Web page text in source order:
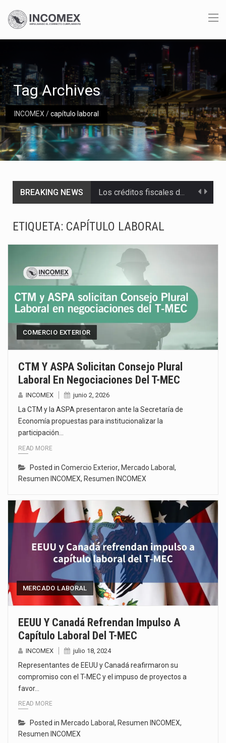
INCOMEX/capítulo laboral
Tag Archives
BREAKING NEWS
El Departamento de Agricultura de Estados Unidos (USDA) suspendió el 5 de agosto de 2026…
El derecho a la previsibilidad de los horarios de trabajo en turnos rotativos podría ser…
ETIQUETA: CAPÍTULO LABORAL
COMERCIO EXTERIOR
CTM Y ASPA Solicitan Consejo Plural
Laboral En Negociaciones Del T-MEC
INCOMEX junio 2, 2026
La CTM y la ASPA presentaron ante la Secretaría de
Economía propuestas para institucionalizar la
participación…
READ MORE
Posted in Comercio Exterior, Mercado Laboral,
Resumen INCOMEX, Resumen INCOMEX
MERCADO LABORAL
EEUU Y Canadá Refrendan Impulso A
Capítulo Laboral Del T-MEC
INCOMEX julio 18, 2024
Representantes de EEUU y Canadá reafirmaron su
compromiso con el T-MEC y el impuso de proyectos a
favor…
READ MORE
Posted in Mercado Laboral , Resumen INCOMEX,
Resumen INCOMEX